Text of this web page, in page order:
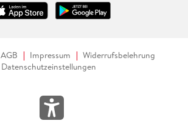
AGB Impressum
Widerrufsbelehrung
Datenschutzeinstellungen